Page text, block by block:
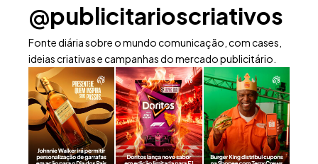
@publicitarioscriativos
Fonte diária sobre o mundo comunicação, com cases,
ideias criativas e campanhas do mercado publicitário.